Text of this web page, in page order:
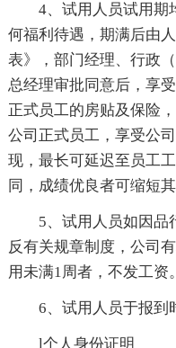
4、试用人员试用期
何福利待遇，期满后由
表》，部门经理、行政
总经理审批同意后，享
正式员工的房贴及保险
公司正式员工，享受公
现，最长可延迟至员工
同，成绩优良者可缩短其
5、试用人员如因品
反有关规章制度，公司
用未满1周者，不发工资。
6、试用人员于报到
l个人身份证明